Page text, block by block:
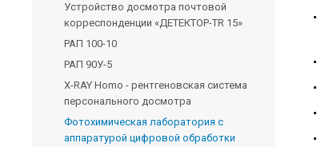
Устройство досмотра почтовой
корреспонденции «ДЕТЕКТОР-TR 15»
РАП 100-10
РАП 90У-5
X-RAY Homo - рентгеновская система
персонального досмотра
Фотохимическая лаборатория с
аппаратурой цифровой обработки